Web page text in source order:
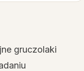
gruczolaki